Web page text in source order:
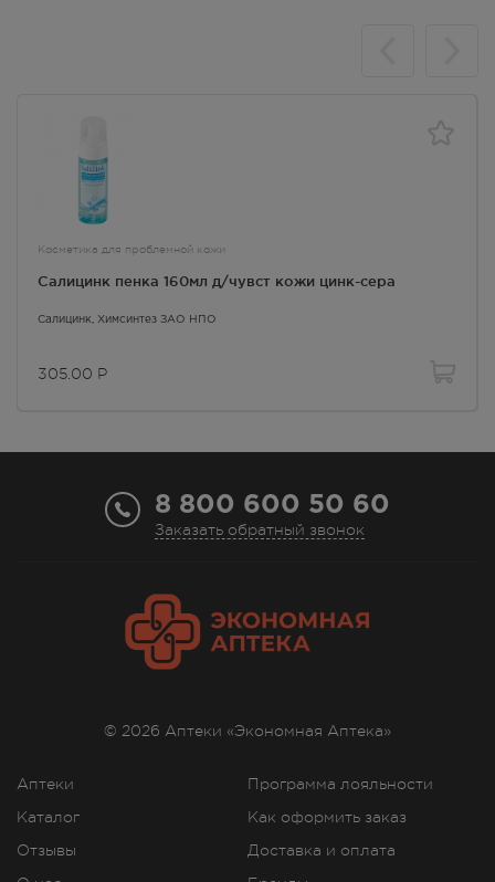
Косметика для проблемной кожи
Салицинк пенка 160мл д/чувст кожи цинк-сера
Салицинк , Химсинтез ЗАО НПО
305.00 Р
8 800 600 50 60
Заказать обратный звонок
Аптеки
Каталог
Отзывы
Программа лояльности
Как оформить заказ
Доставка и оплата
© 2026 Аптеки «Экономная Аптека»